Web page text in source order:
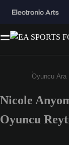
Enter
Nicole
Oyuncu